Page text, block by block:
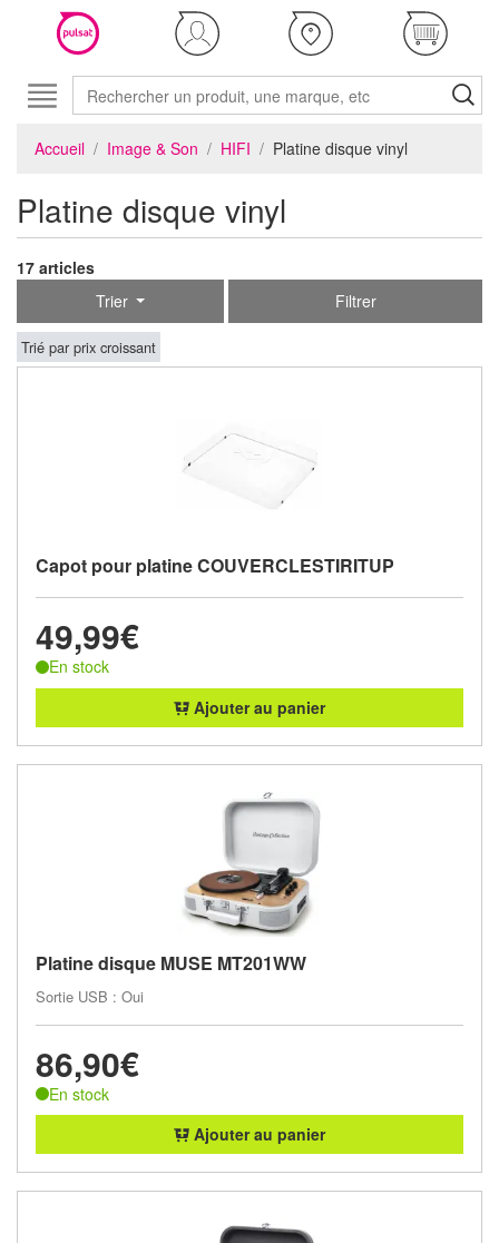
Accueil Image & Son HIFI Platine disque vinyl
Platine disque vinyl
17 articles
Trier
Filtrer
Trié par prix croissant
Capot pour platine COUVERCLESTIRITUP
49,99€
En stock
Ajouter au panier
Platine disque MUSE MT201WW
Sortie USB : Oui
86,90€
En stock
Ajouter au panier